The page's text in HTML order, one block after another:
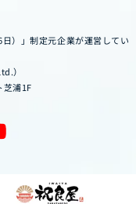
）」制定元企業が運営してい
）
芝浦1F